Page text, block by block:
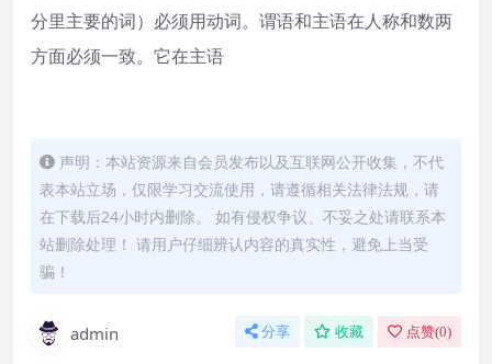
分里主要的词）必须用动词。谓语和主语在人称和数两
方面必须一致。它在主语
声明：本站资源来自会员发布以及互联网公开收集，不代
表本站立场，仅限学习交流使用，请遵循相关法律法规，请
在下载后24小时内删除。 如有侵权争议、不妥之处请联系本
站删除处理！ 请用户仔细辨认内容的真实性，避免上当受
骗！
admin 分享 收藏 点赞(0)